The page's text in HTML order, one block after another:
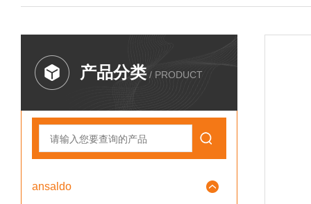
产品分类 / PRODUCT
ansaldo